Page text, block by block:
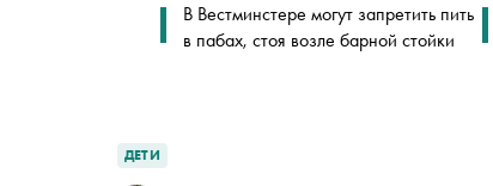
В Вестминстере могут запретить пить
в пабах, стоя возле барной стойки
ДЕТИ